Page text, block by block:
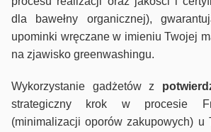
dla bawełny organicznej),
upominki wręczane w imieniu Twojej
na zjawisko greenwashingu.
Wykorzystanie gadżetów z
strategiczny krok w procesie
(minimalizacji oporów zakupowych) u